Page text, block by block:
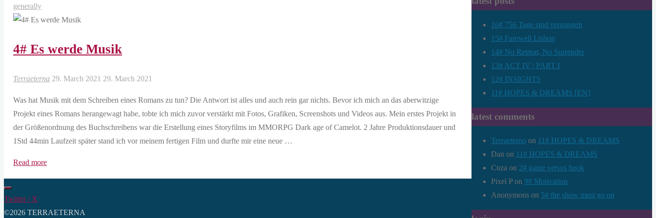
generally
4# Es werde Musik
Terraeterna 29. March 2021 29. March 2021
Was hat Musik mit dem Schreiben eines Romans zu tun? Die Antwort ist alles und auch rein gar nichts. Bevor ich mich an das aberwitzige
Projekt eines Romans herangewagt habe, tobte ich mich zuvor verstärkt mit Fotos, Grafiken, Screenshots und Videos aus. Mein erstes Projekt in
der Größenordnung des Buchschreibens war die Erstellung eines Storyfilms im MMORPG Dark age of Camelot. 2 Jahre Produktionsdauer und
1Std 44min Laufzeit später stand ich vor meinem fertigen Film und durfte mir eine neue …
Read more"4#
16# 756 Tage sind vergangen
15# Farewell Lisbon
14# No Retreat, No Surrender
13# ACT IV | PART I
12# INSIGHTS
11# HOPES & DREAMS [EN]
latest comments
Terraeterno on 11# HOPES & DREAMS
Dan on 11# HOPES & DREAMS
Cuza on 2# game versus book
Pixel P on 9# Motivation
Anonymous on 5# the show must go on
Twitter / X
©2026 TERRAETERNA